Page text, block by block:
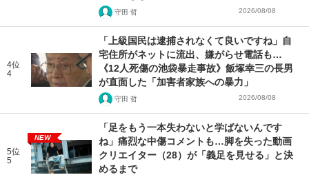
守田 哲 2026/08/08
4位
4
「上級国民は逮捕されなくて良いですね」自
宅住所がネットに流出、嫌がらせ電話も…
《12人死傷の池袋暴走事故》飯塚幸三の長男
が直面した「加害者家族への暴力」
守田 哲 2026/08/08
5位
5
NEW
「足をもう一本失わないと学ばないんです
ね」痛烈な中傷コメントも…脚を失った動画
クリエイター（28）が「義足を見せる」と決
めるまで